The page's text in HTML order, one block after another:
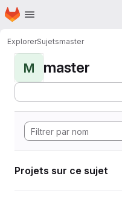
Passer au contenu principal
Page d'accueil
ExplorerSujetsmaster
M master
Projets sur ce sujet